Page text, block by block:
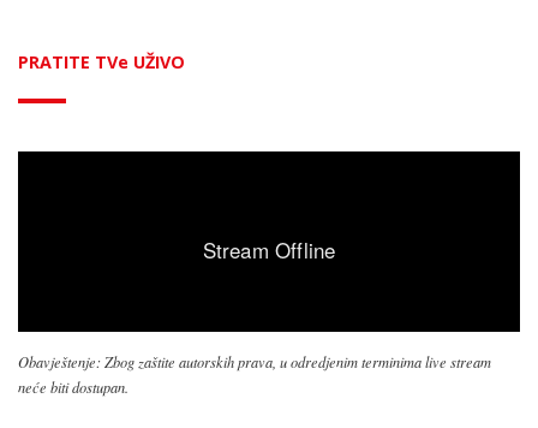
PRATITE TVe UŽIVO
Obavještenje: Zbog zaštite autorskih prava, u odredjenim terminima live stream
neće biti dostupan.